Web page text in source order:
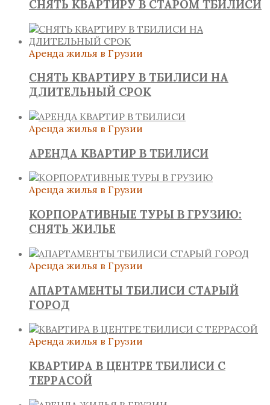
СНЯТЬ КВАРТИРУ В СТАРОМ ТБИЛИСИ
Аренда жилья в Грузии
СНЯТЬ КВАРТИРУ В ТБИЛИСИ НА
ДЛИТЕЛЬНЫЙ СРОК
Аренда жилья в Грузии
АРЕНДА КВАРТИР В ТБИЛИСИ
Аренда жилья в Грузии
КОРПОРАТИВНЫЕ ТУРЫ В ГРУЗИЮ:
СНЯТЬ ЖИЛЬЕ
Аренда жилья в Грузии
АПАРТАМЕНТЫ ТБИЛИСИ СТАРЫЙ
ГОРОД
Аренда жилья в Грузии
КВАРТИРА В ЦЕНТРЕ ТБИЛИСИ С
ТЕРРАСОЙ